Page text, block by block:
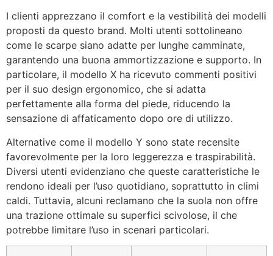
I clienti apprezzano il comfort e la vestibilità dei modelli
proposti da questo brand. Molti utenti sottolineano
come le scarpe siano adatte per lunghe camminate,
garantendo una buona ammortizzazione e supporto. In
particolare, il modello X ha ricevuto commenti positivi
per il suo design ergonomico, che si adatta
perfettamente alla forma del piede, riducendo la
sensazione di affaticamento dopo ore di utilizzo.
Alternative come il modello Y sono state recensite
favorevolmente per la loro leggerezza e traspirabilità.
Diversi utenti evidenziano che queste caratteristiche le
rendono ideali per l’uso quotidiano, soprattutto in climi
caldi. Tuttavia, alcuni reclamano che la suola non offre
una trazione ottimale su superfici scivolose, il che
potrebbe limitare l’uso in scenari particolari.